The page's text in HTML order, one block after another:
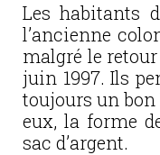
Les habitants
l’ancienne
malgré le
juin 1997. Ils
toujours un bon
eux, la forme
sac d’argent.